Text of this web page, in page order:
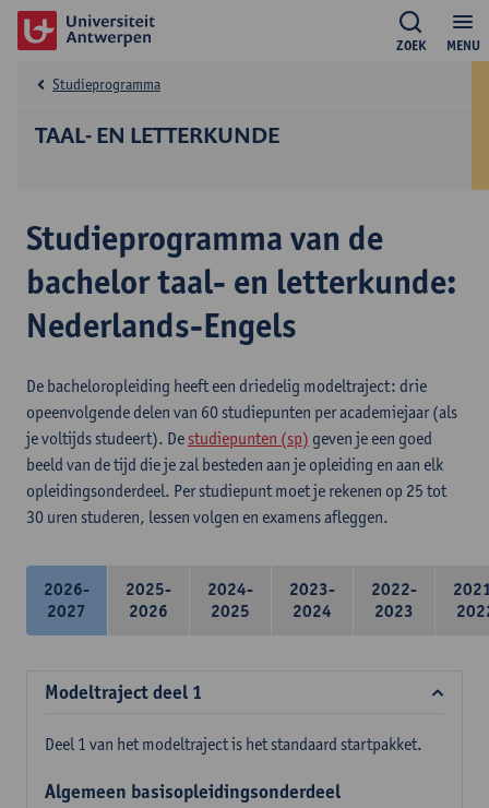
MENU
ZOEK
TAAL- EN LETTERKUNDE
Studieprogramma
Studieprogramma van de
bachelor taal- en letterkunde:
Nederlands-Engels
De bacheloropleiding heeft een driedelig modeltraject: drie
opeenvolgende delen van 60 studiepunten per academiejaar (als
je voltijds studeert). De studiepunten (sp) geven je een goed
beeld van de tijd die je zal besteden aan je opleiding en aan elk
opleidingsonderdeel. Per studiepunt moet je rekenen op 25 tot
30 uren studeren, lessen volgen en examens afleggen.
2026-
2027
2025-
2026
2024-
2025
2023-
2024
2022-
2023
Modeltraject deel 1
Deel 1 van het modeltraject is het standaard startpakket.
Algemeen basisopleidingsonderdeel